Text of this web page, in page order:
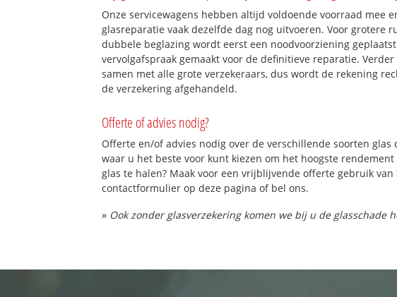
Onze servicewagens hebben altijd voldoende voorraad mee
glasreparatie vaak dezelfde dag nog uitvoeren. Voor grotere
dubbele beglazing wordt eerst een noodvoorziening
vervolgafspraak gemaakt voor de definitieve reparatie.
samen met alle grote verzekeraars, dus wordt de rekening
de verzekering afgehandeld.
Offerte of advies nodig?
Offerte en/of advies nodig over de verschillende soorten glas
waar u het beste voor kunt kiezen om het hoogste
glas te halen? Maak voor een vrijblijvende offerte gebruik van
contactformulier op deze pagina of bel ons.
» Ook zonder glasverzekering komen we bij u de glasschade